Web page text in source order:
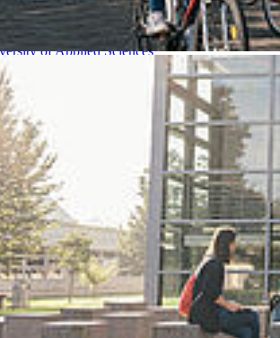
of Applied Sciences
Post­stelle / Fundbüro
1, Raum 114 hat folgende Öffnungszeiten:
10:30 bis 12:00 Uhr und
Uhr
1, Room 114 has the following opening
10:30 to 12:00 and